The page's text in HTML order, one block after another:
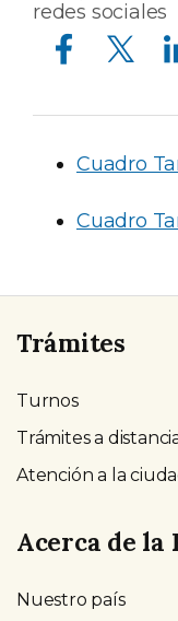
redes sociales
Compartir en Facebook Compartir en Twitter Compartir en Linkedin
Cuadro
Cuadro
Trámites
Turnos
Trámites a
Atención a la
Acerca de la
Nuestro país